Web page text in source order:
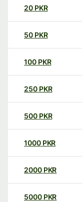
20 PKR
50 PKR
100 PKR
250 PKR
500 PKR
1000 PKR
2000 PKR
5000 PKR